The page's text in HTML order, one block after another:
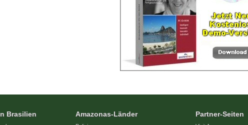
Brasilien Amazonas-Länder Partner-Seiten